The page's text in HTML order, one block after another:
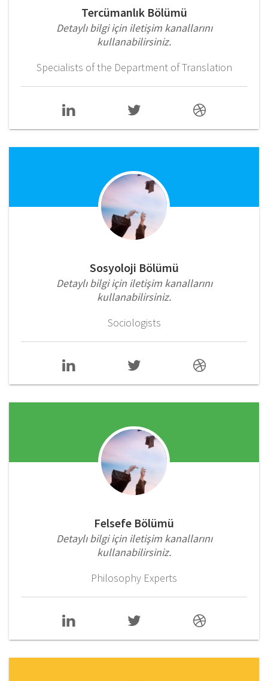
Tercümanlık Bölümü
Detaylı bilgi için iletişim kanallarını
kullanabilirsiniz.
Specialists of the Department of Translation
Sosyoloji Bölümü
Detaylı bilgi için iletişim kanallarını
kullanabilirsiniz.
Sociologists
Felsefe Bölümü
Detaylı bilgi için iletişim kanallarını
kullanabilirsiniz.
Philosophy Experts